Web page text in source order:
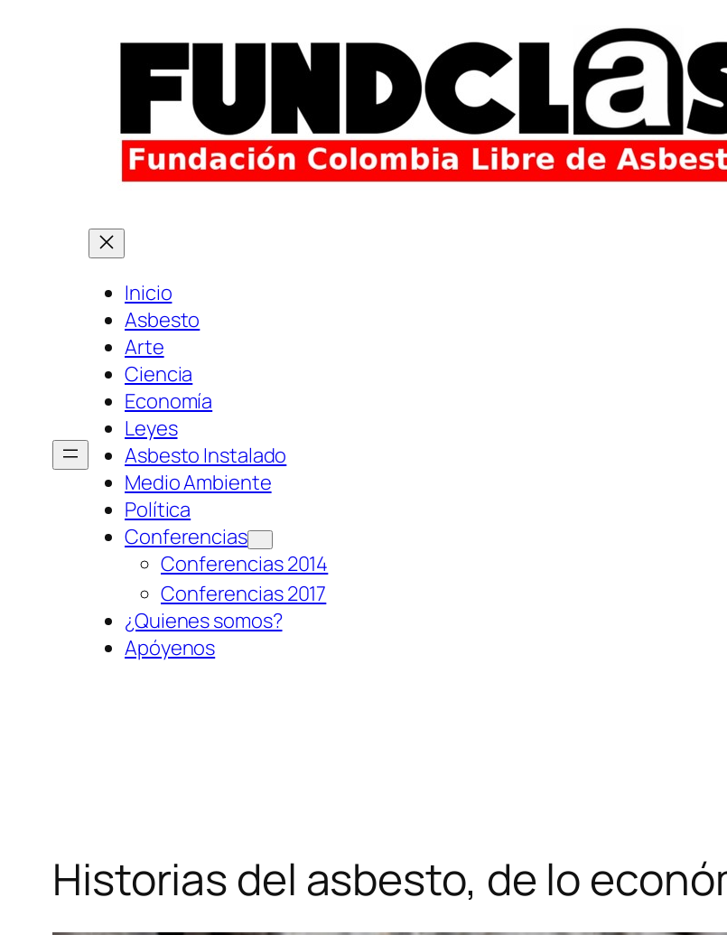
Inicio
Asbesto
Arte
Ciencia
Economía
Leyes
Asbesto Instalado
Medio Ambiente
Política
Conferencias
Conferencias 2014
Conferencias 2017
¿Quienes somos?
Apóyenos
Historias del asbesto, de lo